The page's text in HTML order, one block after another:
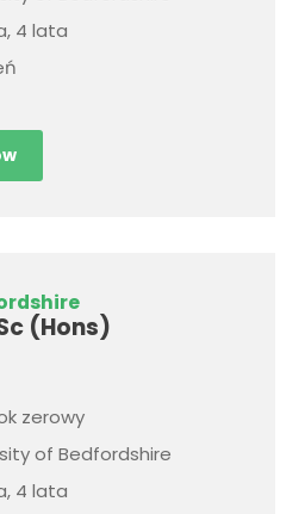
4 lata
(Hons)
zerowy
of Bedfordshire
4 lata